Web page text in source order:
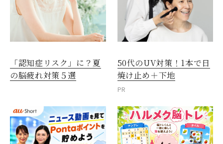
「認知症リスク」に？夏
の脳疲れ対策５選
50代のUV対策！1本で日
焼け止め＋下地
PR